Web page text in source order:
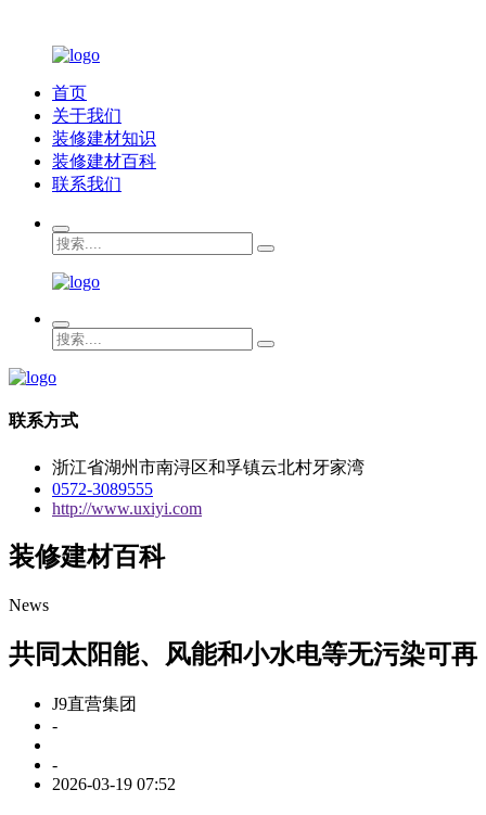
首页
关于我们
装修建材知识
装修建材百科
联系我们
联系方式
浙江省湖州市南浔区和孚镇云北村牙家湾
0572-3089555
http://www.uxiyi.com
装修建材百科
News
共同太阳能、风能和小水电等无污染可再
J9直营集团
-
-
2026-03-19 07:52